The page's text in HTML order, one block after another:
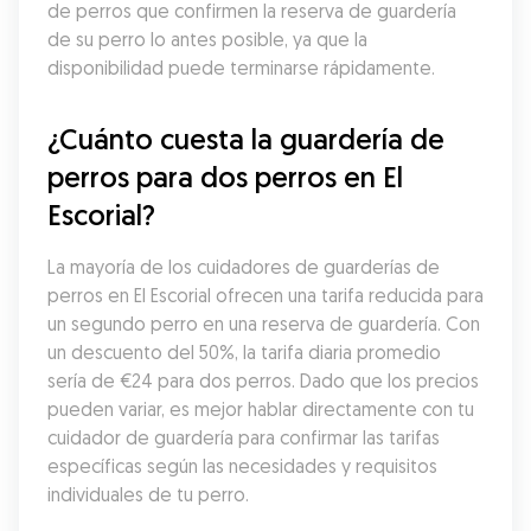
de perros que confirmen la reserva de guardería
de su perro lo antes posible, ya que la
disponibilidad puede terminarse rápidamente.
¿Cuánto cuesta la guardería de
perros para dos perros en El
Escorial?
La mayoría de los cuidadores de guarderías de
perros en El Escorial ofrecen una tarifa reducida para
un segundo perro en una reserva de guardería. Con
un descuento del 50%, la tarifa diaria promedio
sería de €24 para dos perros. Dado que los precios
pueden variar, es mejor hablar directamente con tu
cuidador de guardería para confirmar las tarifas
específicas según las necesidades y requisitos
individuales de tu perro.